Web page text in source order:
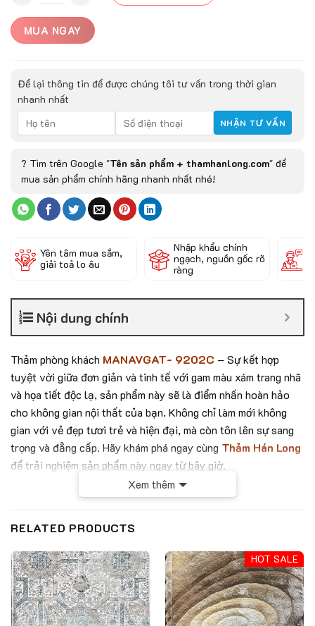
MUA NGAY
Để lại thông tin để được chúng tôi tư vấn trong thời gian
nhanh nhất
? Tìm trên Google "Tên sản phẩm + thamhanlong.com" để
mua sản phẩm chính hãng nhanh nhất nhé!
Yên tâm mua sắm,
giải toả lo âu
Nhập khẩu chính
ngạch, nguồn gốc rõ
ràng
Nội dung chính
Thảm phòng khách MANAVGAT- 9202C – Sự kết hợp
tuyệt vời giữa đơn giản và tinh tế với gam màu xám trang nhã
và họa tiết độc lạ, sản phẩm này sẽ là điểm nhấn hoàn hảo
cho không gian nội thất của bạn. Không chỉ làm mới không
gian với vẻ đẹp tươi trẻ và hiện đại, mà còn tôn lên sự sang
trọng và đẳng cấp. Hãy khám phá ngay cùng Thảm Hán Long
để trải nghiệm sản phẩm này ngay từ bây giờ.
Xem thêm
RELATED PRODUCTS
HOT SALE